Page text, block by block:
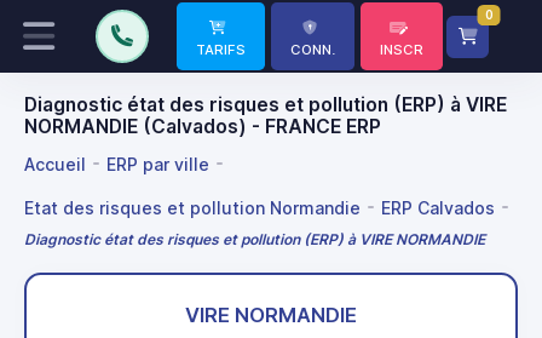
TARIFS CONN. INSCR
0
Diagnostic état des risques et pollution (ERP) à VIRE
NORMANDIE (Calvados) - FRANCE ERP
Accueil ERP par ville
Etat des risques et pollution Normandie ERP Calvados
Diagnostic état des risques et pollution (ERP) à VIRE NORMANDIE
VIRE NORMANDIE